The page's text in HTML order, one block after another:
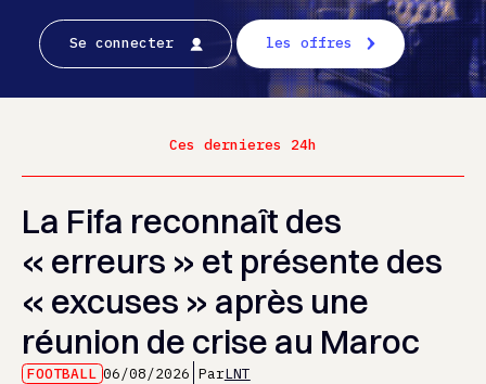
Se connecter les offres
Ces dernieres 24h
La Fifa reconnaît des
« erreurs » et présente des
« excuses » après une
réunion de crise au Maroc
FOOTBALL 06/08/2026 ParLNT